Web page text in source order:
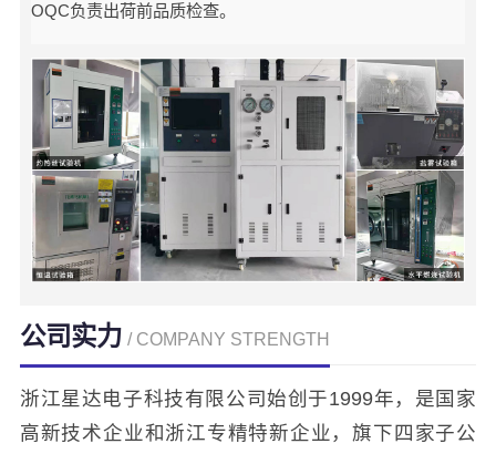
OQC负责出荷前品质检查。
公司实力 / COMPANY STRENGTH
浙江星达电子科技有限公司始创于1999年，是国家
高新技术企业和浙江专精特新企业，旗下四家子公